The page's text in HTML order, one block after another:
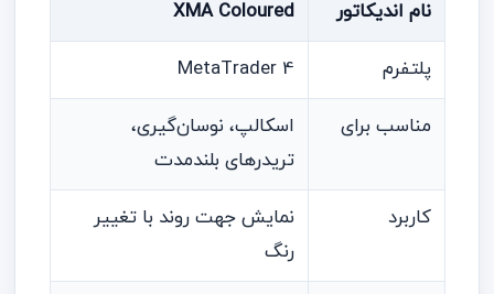
نام اندیکاتور XMA Coloured
پلتفرم MetaTrader 4
مناسب برای
اسکالپ، نوسان‌گیری،
تریدرهای بلندمدت
کاربرد
نمایش جهت روند با تغییر
رنگ